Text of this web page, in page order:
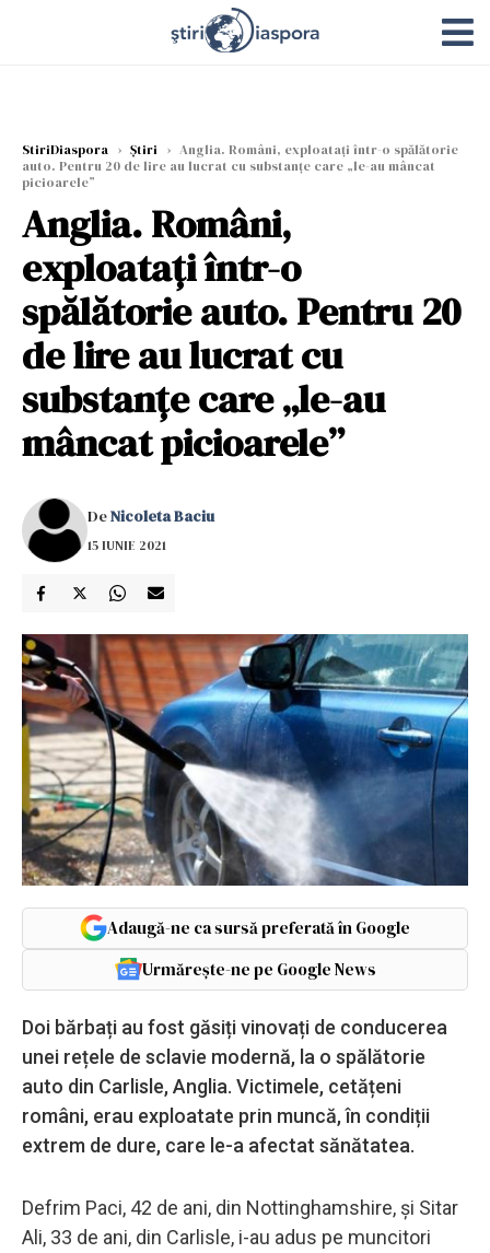
StiriDiaspora › Știri › Anglia. Români, exploatați într-o spălătorie
auto. Pentru 20 de lire au lucrat cu substanțe care „le-au mâncat
picioarele”
Anglia. Români,
exploatați într-o
spălătorie auto. Pentru 20
de lire au lucrat cu
substanțe care „le-au
mâncat picioarele”
DeNicoleta Baciu
15 IUNIE 2021
Adaugă-ne ca sursă preferată în Google
Urmărește-ne pe Google News
Doi bărbați au fost găsiți vinovați de conducerea
unei rețele de sclavie modernă, la o spălătorie
auto din Carlisle, Anglia. Victimele, cetățeni
români, erau exploatate prin muncă, în condiții
extrem de dure, care le-a afectat sănătatea.
Defrim Paci, 42 de ani, din Nottinghamshire, și Sitar
Ali, 33 de ani, din Carlisle, i-au adus pe muncitori